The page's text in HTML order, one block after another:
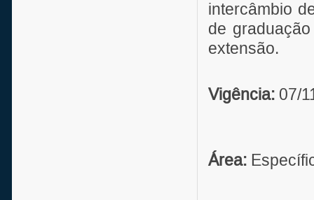
intercâmbio
de
extensão.
Vigência: 07/
Área: